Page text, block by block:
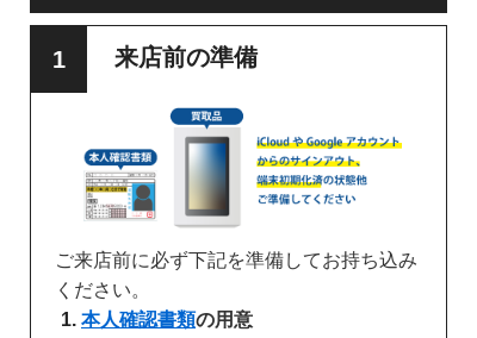
来店前の準備
ご来店前に必ず下記を準備してお持ち込み
ください。
本人確認書類の用意